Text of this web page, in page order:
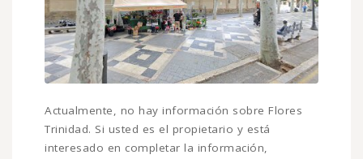
Actualmente, no hay información sobre Flores
Trinidad. Si usted es el propietario y está
interesado en completar la información,